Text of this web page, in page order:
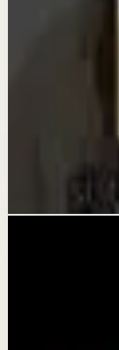
Aceptar no
Todo está